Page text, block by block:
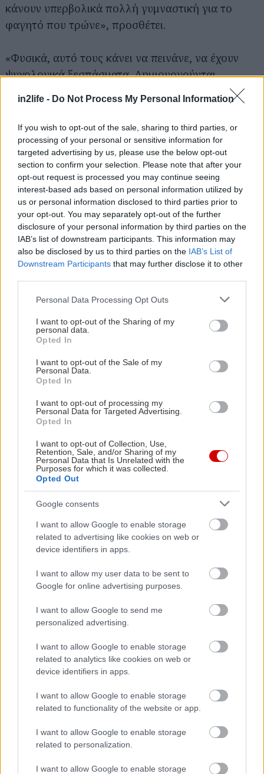
in2life - Do Not Process My Personal Information
If you wish to opt-out of the sale, sharing to third parties, or
processing of your personal or sensitive information for
targeted advertising by us, please use the below opt-out
section to confirm your selection. Please note that after your
opt-out request is processed you may continue seeing
interest-based ads based on personal information utilized by
us or personal information disclosed to third parties prior to
your opt-out. You may separately opt-out of the further
disclosure of your personal information by third parties on the
IAB’s list of downstream participants. This information may
also be disclosed by us to third parties on the IAB’s List of
Downstream Participants that may further disclose it to other
Please note that this website/app uses one or more Google
not limited to your visit or usage behaviour. You may click to
grant or deny consent to Google and its third-party tags to
use your data for below specified purposes in below Google
consent section.
Personal Data Processing Opt Outs
I want to opt-out of the Sharing of my
personal data.
Opted In
I want to opt-out of the Sale of my
Personal Data.
Opted In
I want to opt-out of processing my
Personal Data for Targeted Advertising.
Opted In
I want to opt-out of Collection, Use,
Retention, Sale, and/or Sharing of my
Personal Data that Is Unrelated with the
Purposes for which it was collected.
Opted Out
Google consents
I want to allow Google to enable storage
related to advertising like cookies on web or
device identifiers in apps.
I want to allow my user data to be sent to
Google for online advertising purposes.
I want to allow Google to send me
personalized advertising.
I want to allow Google to enable storage
related to analytics like cookies on web or
device identifiers in apps.
I want to allow Google to enable storage
related to functionality of the website or app.
I want to allow Google to enable storage
related to personalization.
I want to allow Google to enable storage
κάνουν υπερβολικά πολλή γυμναστική για το
φαγητό που τρώνε», προσθέτει.
«Φυσικά, αυτό τους κάνει να πεινάνε, να έχουν
ψυχολογικά ξεσπάσματα. Δημιουργούνται
νευρώσεις με το φαγητό, που πριν δεν υπήρχαν
και πέφτουν με τα μούτρα στο φαγητό στις
διακοπές. Δεν είναι κάτι περίεργο άνθρωποι να
παίρνουν περισσότερα από 5 κιλά σε διάστημα 20
ημερών», παρατηρεί.
Μαθαίνοντας σιγά σιγά ότι η διατροφή δεν είναι
τρόπος τιμωρίας, αφήνουμε πίσω την νοοτροπία
"όλα ή τίποτα" , τρώμε με σύνεση πριν τις
διακοπές, και δεν τιμωρούμε προκαταβολικά τον
εαυτό μας.
διακοπών.
Αναζήτηση
για...